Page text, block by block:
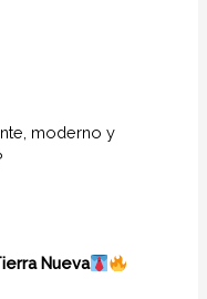
moderno y
Nueva